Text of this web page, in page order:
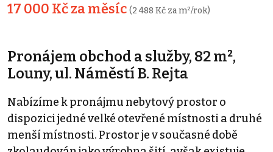
17 000 Kč za měsíc (2 488 Kč za m²/rok)
Pronájem obchod a služby, 82 m²,
Louny, ul. Náměstí B. Rejta
Nabízíme k pronájmu nebytový prostor o
dispozici jedné velké otevřené místnosti a druhé
menší místnosti. Prostor je v současné době